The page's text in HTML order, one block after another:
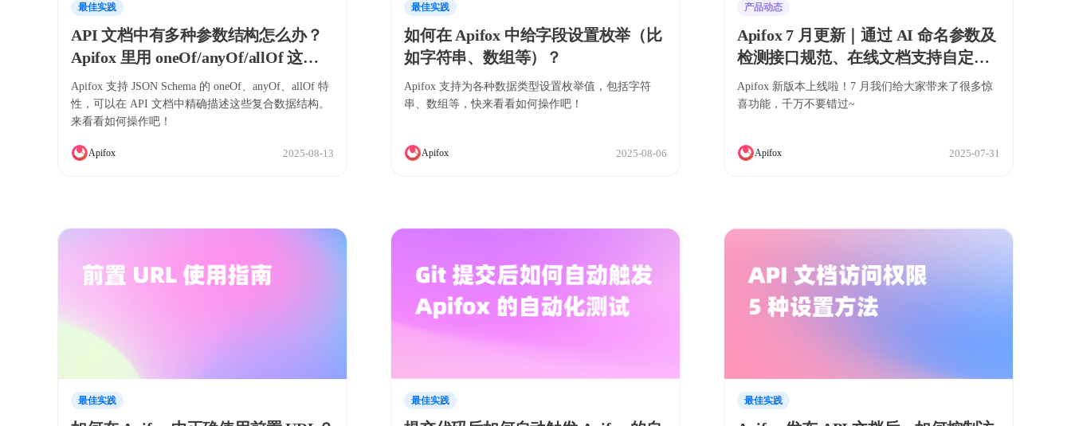
最佳实践
API 文档中有多种参数结构怎么办？
Apifox 里用 oneOf/anyOf/allOf 这样
写
Apifox 支持 JSON Schema 的 oneOf、anyOf、allOf 特
性，可以在 API 文档中精确描述这些复合数据结构。
来看看如何操作吧！
Apifox 2025-08-13
最佳实践
如何在 Apifox 中给字段设置枚举（比
如字符串、数组等）？
Apifox 支持为各种数据类型设置枚举值，包括字符
串、数组等，快来看看如何操作吧！
Apifox 2025-08-06
产品动态
Apifox 7 月更新｜通过 AI 命名参数及
检测接口规范、在线文档支持自定义
CSS 和 JavaScript、鉴权能力升级
Apifox 新版本上线啦！7 月我们给大家带来了很多惊
喜功能，千万不要错过~
Apifox 2025-07-31
最佳实践 最佳实践 最佳实践